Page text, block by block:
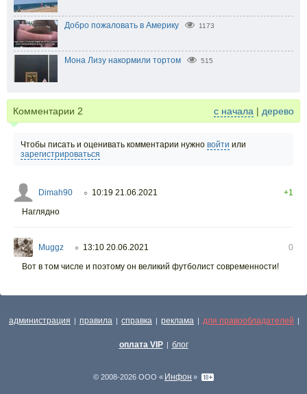
Добро пожаловать в Америку 1173
Мона Лизу накормили тортом 515
Комментарии 2 с начала | дерево
Чтобы писать и оценивать комментарии нужно войти или
зарегистрироваться
Dimah90 ○ 10:19 21.06.2021
+1
Наглядно
Muggz ○ 13:10 20.06.2021
0
Вот в том числе и поэтому он великий футболист современности!
администрация | правила | справка | реклама | для правообладателей |
оплата VIP | блог
© 2008-2026 ООО « Инфон »